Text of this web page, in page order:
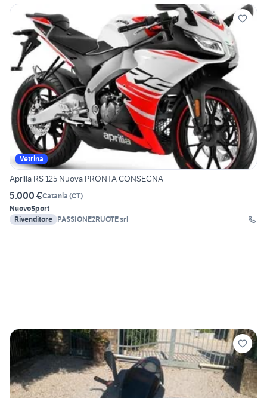
Vetrina
Aprilia RS 125 Nuova PRONTA CONSEGNA
5.000 €Catania (CT)
NuovoSport
Rivenditore PASSIONE2RUOTE srl